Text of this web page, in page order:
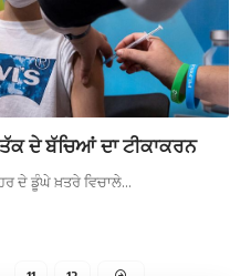
ਦੇ ਬੱਚਿਆਂ ਦਾ ਟੀਕਾਕਰਨ
ਦੇ ਡੂੰਘੇ ਖ਼ਤਰੇ ਵਿਚਾਲੇ…